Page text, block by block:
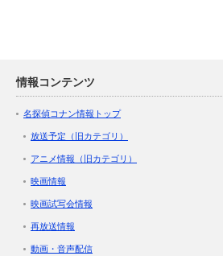
情報コンテンツ
名探偵コナン情報トップ
放送予定（旧カテゴリ）
アニメ情報（旧カテゴリ）
映画情報
映画試写会情報
再放送情報
動画・音声配信